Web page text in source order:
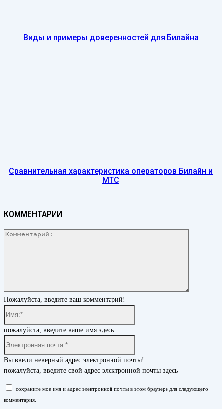
Виды и примеры доверенностей для Билайна
Сравнительная характеристика операторов Билайн и
МТС
КОММЕНТАРИИ
Пожалуйста, введите ваш комментарий!
пожалуйста, введите ваше имя здесь
Вы ввели неверный адрес электронной почты!
пожалуйста, введите свой адрес электронной почты здесь
сохраните мое имя и адрес электронной почты в этом браузере для следующего
комментария.